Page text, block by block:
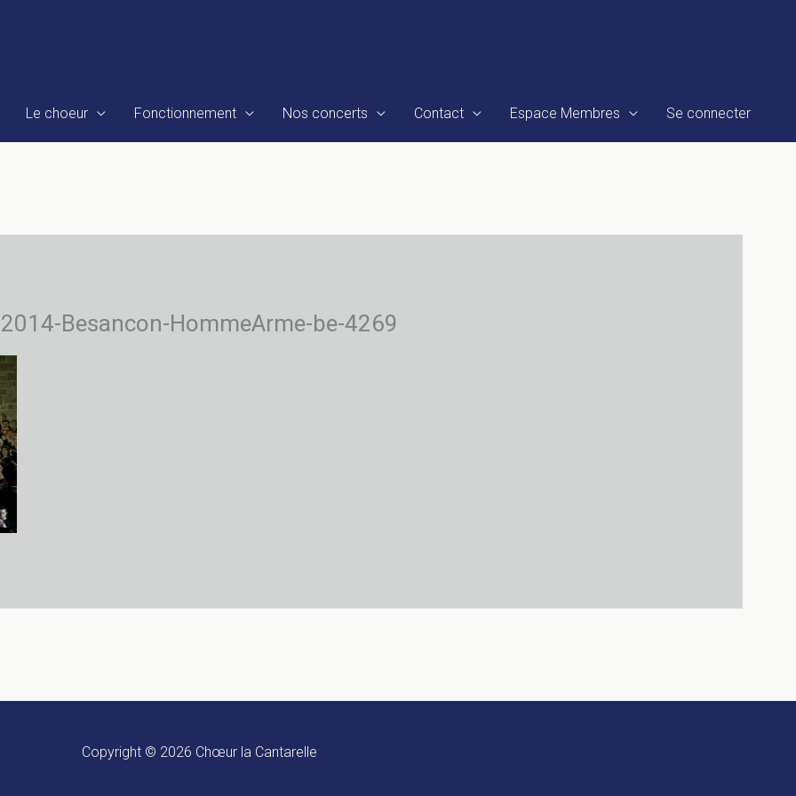
Le choeur Fonctionnement Nos concerts Contact Espace Membres Se connecter
2014-Besancon-HommeArme-be-4269
Copyright © 2026 Chœur la Cantarelle